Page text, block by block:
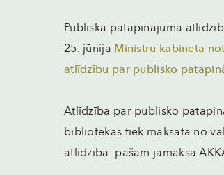
Publiskā patapinājuma
25. jūnija Ministru kabineta
atlīdzību par publisko
Atlīdzība par publisko
bibliotēkās tiek maksāta no
atlīdzība pašām jāmaksā